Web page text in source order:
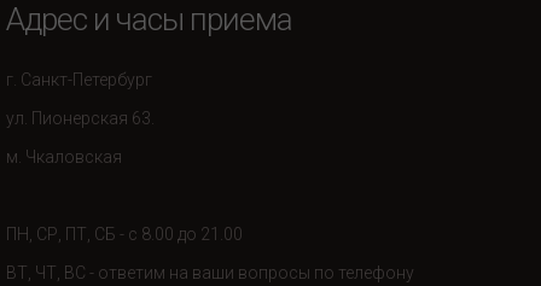
Адрес и часы приема
г. Санкт-Петербург
ул. Пионерская 63.
м. Чкаловская
ПН, СР, ПТ, СБ - с 8.00 до 21.00
ВТ, ЧТ, ВС - ответим на ваши вопросы по телефону